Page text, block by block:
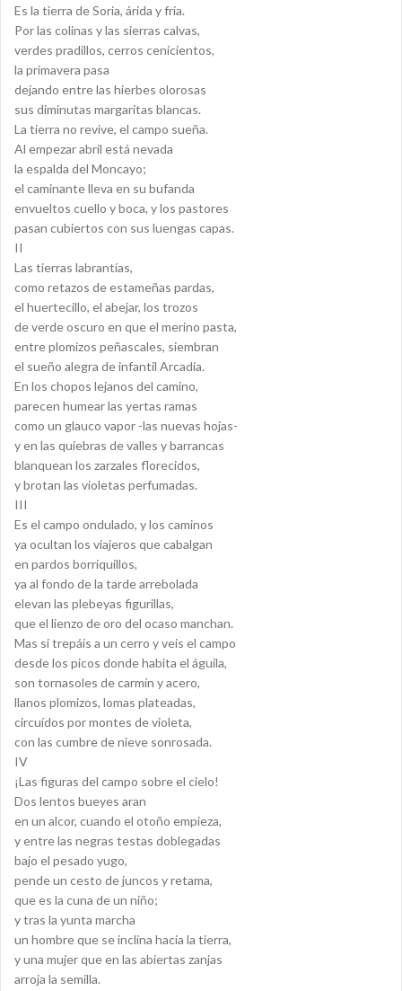
o
o
k
e
r
Es la tierra de Soria, árida y fría.
Por las colinas y las sierras calvas,
verdes pradillos, cerros cenicientos,
la primavera pasa
dejando entre las hierbes olorosas
sus diminutas margaritas blancas.
La tierra no revive, el campo sueña.
Al empezar abril está nevada
la espalda del Moncayo;
el caminante lleva en su bufanda
envueltos cuello y boca, y los pastores
pasan cubiertos con sus luengas capas.
II
Las tierras labrantías,
como retazos de estameñas pardas,
el huertecillo, el abejar, los trozos
de verde oscuro en que el merino pasta,
entre plomizos peñascales, siembran
el sueño alegra de infantil Arcadia.
En los chopos lejanos del camino,
parecen humear las yertas ramas
como un glauco vapor -las nuevas hojas-
y en las quiebras de valles y barrancas
blanquean los zarzales florecidos,
y brotan las violetas perfumadas.
III
Es el campo ondulado, y los caminos
ya ocultan los viajeros que cabalgan
en pardos borriquillos,
ya al fondo de la tarde arrebolada
elevan las plebeyas figurillas,
que el lienzo de oro del ocaso manchan.
Mas si trepáis a un cerro y veis el campo
desde los picos donde habita el águila,
son tornasoles de carmín y acero,
llanos plomizos, lomas plateadas,
circuídos por montes de violeta,
con las cumbre de nieve sonrosada.
IV
¡Las figuras del campo sobre el cielo!
Dos lentos bueyes aran
en un alcor, cuando el otoño empieza,
y entre las negras testas doblegadas
bajo el pesado yugo,
pende un cesto de juncos y retama,
que es la cuna de un niño;
y tras la yunta marcha
un hombre que se inclina hacia la tierra,
y una mujer que en las abiertas zanjas
arroja la semilla.